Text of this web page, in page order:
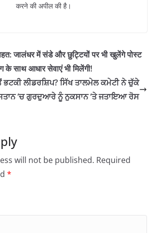
करने की अपील की है।
जालंधर में संडे और छुट्टियों पर भी खुलेंगे पोस्ट
के साथ आधार सेवाएं भी मिलेंगी!
ਲੀਡਰਸ਼ਿਪ? ਸਿੱਖ ਤਾਲਮੇਲ ਕਮੇਟੀ ਨੇ ਚੁੱਕੇ
‘ਚ ਗੁਰਦੁਆਰੇ ਨੂੰ ਨੁਕਸਾਨ ‘ਤੇ ਜਤਾਇਆ ਰੋਸ
will not be published. Required
*